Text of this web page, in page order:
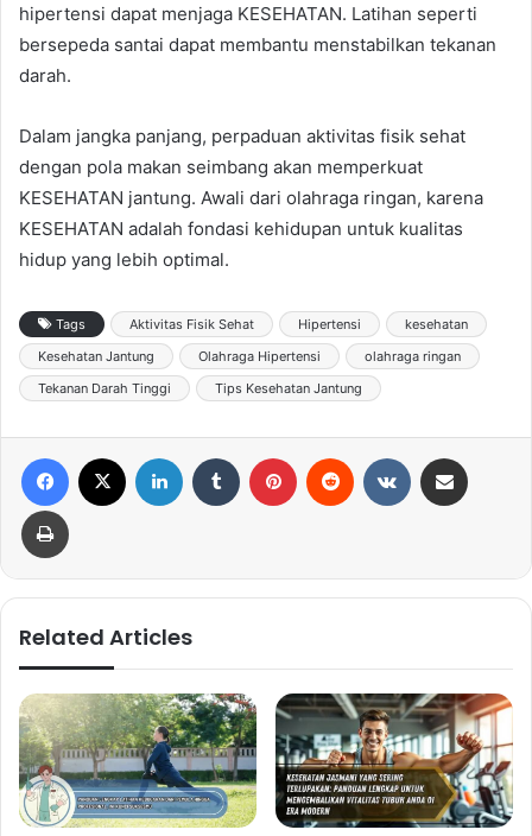
hipertensi dapat menjaga KESEHATAN. Latihan seperti
bersepeda santai dapat membantu menstabilkan tekanan
darah.
Dalam jangka panjang, perpaduan aktivitas fisik sehat
dengan pola makan seimbang akan memperkuat
KESEHATAN jantung. Awali dari olahraga ringan, karena
KESEHATAN adalah fondasi kehidupan untuk kualitas
hidup yang lebih optimal.
Tags Aktivitas Fisik Sehat Hipertensi
kesehatan
Kesehatan Jantung
Olahraga Hipertensi
olahraga ringan
Tekanan Darah Tinggi
Tips Kesehatan Jantung
Related Articles